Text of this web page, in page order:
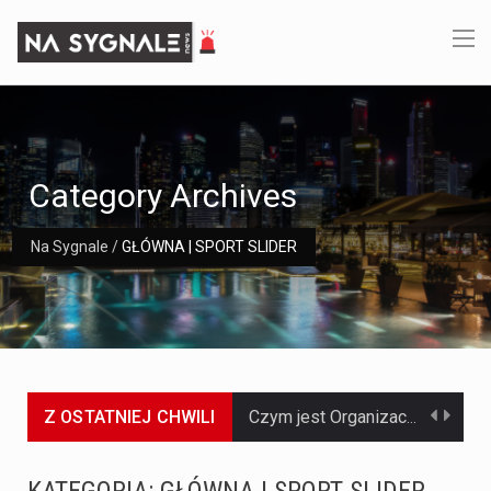
Na Sygnale /GŁÓWNA | SPORT SLIDER
Category Archives
Z OSTATNIEJ CHWILI Jaką dynamikę wzrostu PKB przewidują prognozy gospodarcze dla Polski w 2026 roku? Prognozy dotyczące gospodarki Polski na rok 2026 sugerują, że Produkt Krajowy Brutto (PKB)…